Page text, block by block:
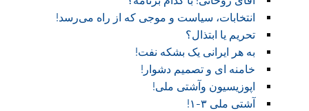
انتخابات، سیاست و موجی که از راه می‌رسد!
تحریم یا ابتذال؟
به هر ایرانی یک بشکه نفت!
خامنه ای و تصمیم دشوار!
اپوزیسیون وآشتی ملی!
آشتی ملی ۳-۱!